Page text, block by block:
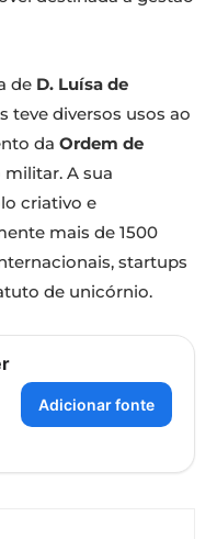
de D. Luísa de
teve diversos usos ao
da Ordem de
A sua
criativo e
mais de 1500
startups
de unicórnio.
Adicionar fonte